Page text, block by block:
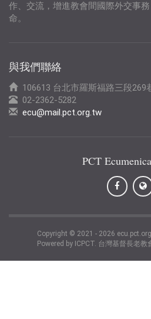
作、交流，增進教會間國際外交事
命。
與我們聯絡
106613 台北市羅斯福路三段269
02-2362-5282
ecu@mail.pct.org.tw
PCT
Copyright © 2021 - 2026
Powered by ICPCT. 台灣基督長老